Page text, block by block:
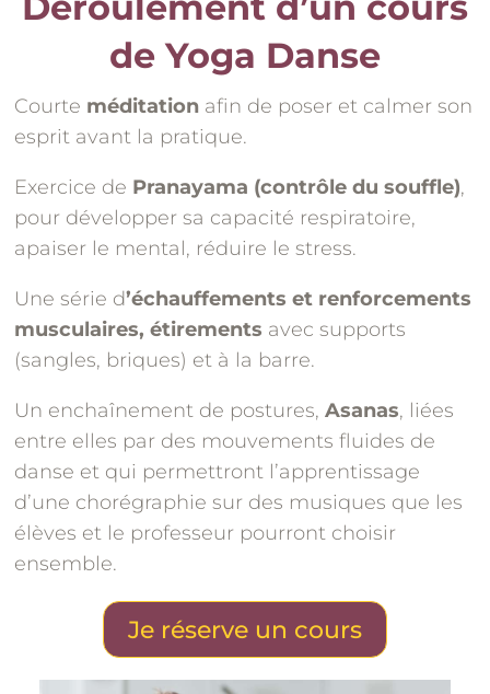
de Yoga Danse
Courte méditation afin de poser et calmer son
esprit avant la pratique.
Exercice de Pranayama (contrôle du souffle),
pour développer sa capacité respiratoire,
apaiser le mental, réduire le stress.
Une série d’échauffements et renforcements
musculaires, étirements avec supports
(sangles, briques) et à la barre.
Un enchaînement de postures,Asanas, liées
entre elles par des mouvements fluides de
danse et qui permettront l’apprentissage
d’une chorégraphie sur des musiques que les
élèves et le professeur pourront choisir
ensemble.
Je réserve un cours